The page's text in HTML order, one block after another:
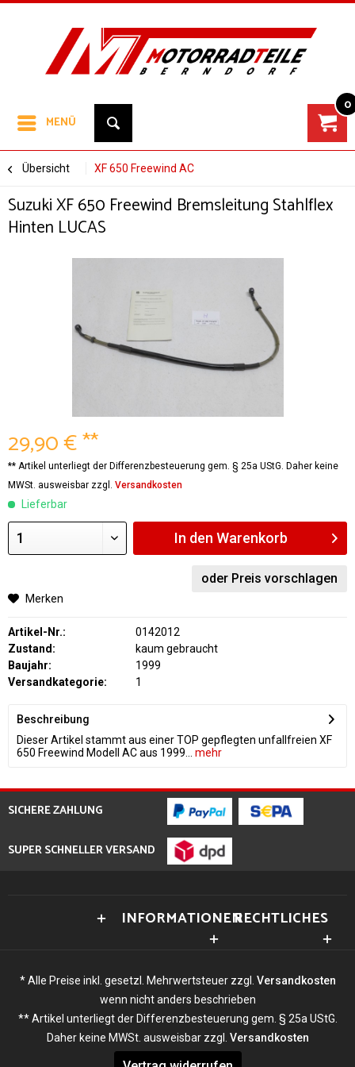
MENÜ
0
Übersicht XF 650 Freewind AC
Suzuki XF 650 Freewind Bremsleitung Stahlflex
Hinten LUCAS
29,90 € **
** Artikel unterliegt der Differenzbesteuerung gem. § 25a UStG. Daher keine
MWSt. ausweisbar zzgl. Versandkosten
Lieferbar
In den Warenkorb
oder Preis vorschlagen
Merken
Artikel-Nr.:
0142012
Zustand:
kaum gebraucht
Baujahr:
1999
Versandkategorie:
1
Beschreibung
Dieser Artikel stammt aus einer TOP gepflegten unfallfreien XF
650 Freewind Modell AC aus 1999...
mehr
SICHERE ZAHLUNG
SUPER SCHNELLER VERSAND
INFORMATIONENRECHTLICHES
* Alle Preise inkl. gesetzl. Mehrwertsteuer zzgl. Versandkosten
wenn nicht anders beschrieben
** Artikel unterliegt der Differenzbesteuerung gem. § 25a UStG.
Daher keine MWSt. ausweisbar zzgl. Versandkosten